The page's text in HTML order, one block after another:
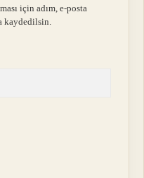
için adım, e-posta
kaydedilsin.